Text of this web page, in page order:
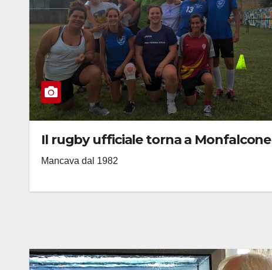
Il rugby ufficiale torna a Monfalcone
Mancava dal 1982